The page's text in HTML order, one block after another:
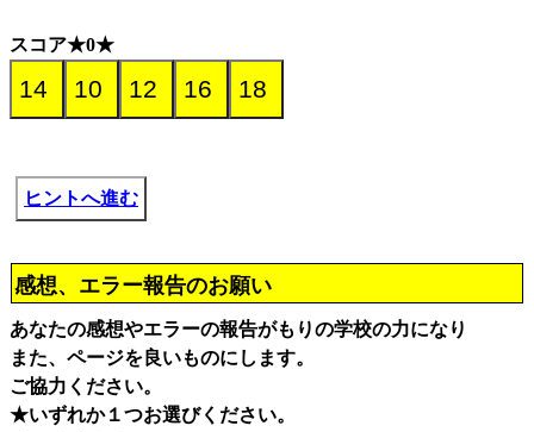
スコア★0★
ヒントへ進む
感想、エラー報告のお願い
あなたの感想やエラーの報告がもりの学校の力になり
また、ページを良いものにします。
ご協力ください。
★いずれか１つお選びください。